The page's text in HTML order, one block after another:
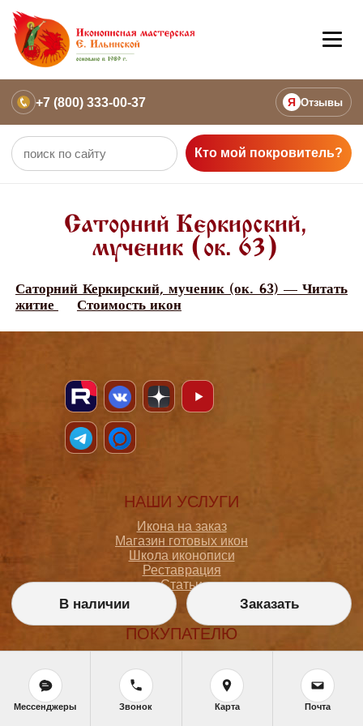
+7 (800) 333-00-37 Я Отзывы
Кто мой покровитель?
Саторний Керкирский,
мученик (ок. 63)
Саторний Керкирский, мученик (ок. 63) — Читать
житие
Стоимость икон
НАШИ УСЛУГИ
Икона на заказ
Магазин готовых икон
Школа иконописи
Реставрация
Статьи
ПОКУПАТЕЛЮ
Как сделать заказ
Доставка и оплата
Политика конфиденциальности
В наличии Заказать
Мессенджеры Звонок Карта Почта